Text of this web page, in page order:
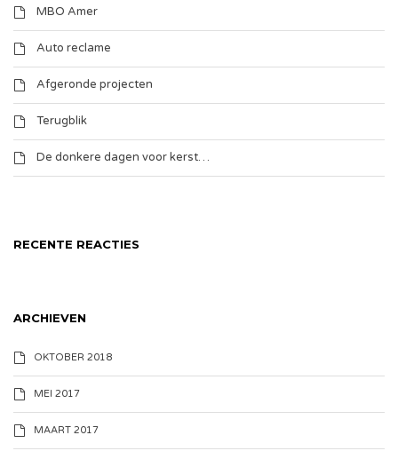
MBO Amer
Auto reclame
Afgeronde projecten
Terugblik
De donkere dagen voor kerst…
RECENTE REACTIES
ARCHIEVEN
OKTOBER 2018
MEI 2017
MAART 2017